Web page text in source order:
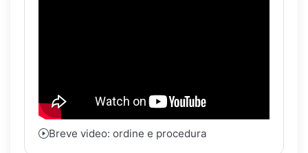
Breve video: ordine e procedura